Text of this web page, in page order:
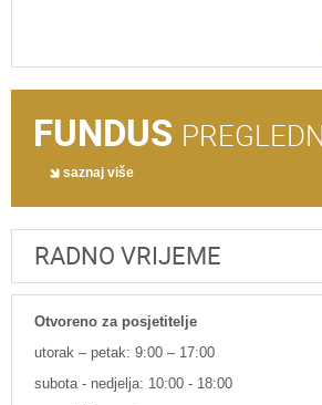
FUNDUS
saznaj više
RADNO VRIJEME
Otvoreno za posjetitelje
utorak – petak: 9:00 – 17:00
subota - nedjelja: 10:00 - 18:00